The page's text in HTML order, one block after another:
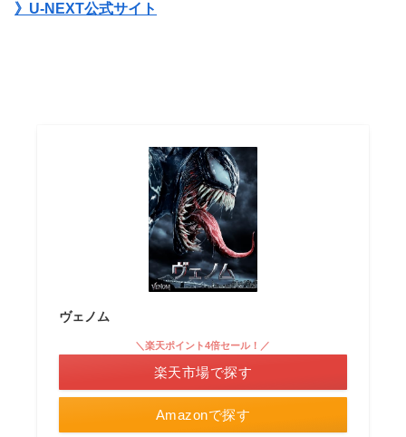
》U-NEXT公式サイト
ヴェノム
Amazonで探す
＼楽天ポイント4倍セール！／
楽天市場で探す